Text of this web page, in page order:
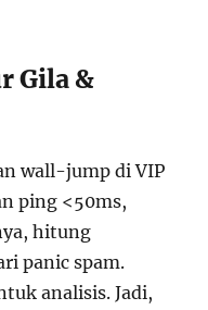
Gila &
wall-jump di VIP
ping <50ms,
hitung
panic spam.
analisis. Jadi,